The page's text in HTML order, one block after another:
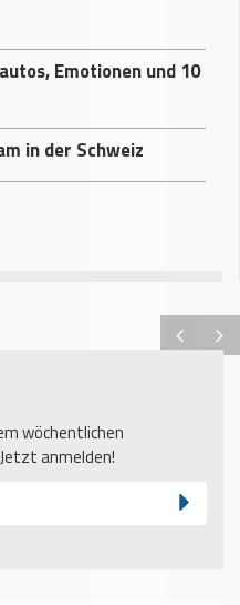
Emotionen und 10
in der Schweiz
wöchentlichen
anmelden!